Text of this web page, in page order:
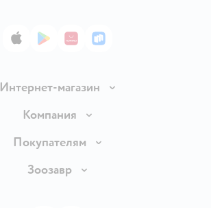
App StoreGoogle Play
AppGallery
RuStore
Интернет-магазин
Доставка и оплата
Обмен и возврат товара
Правила продажи
Компания
О компании
Инвесторам
Покупателям
Бонусные карты
Зоозавр